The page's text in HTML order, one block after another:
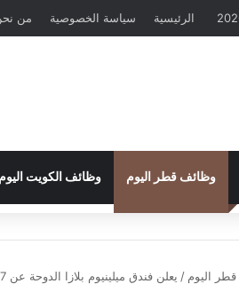
الرئيسية سياسة الخصوصية من
وظائف قطر اليوم وظائف الكويت اليوم
اليوم / يعلن فندق ميلينيوم بلازا الدوحة عن 7 وظائف شاغرة في قطر بمختلف التخصصات